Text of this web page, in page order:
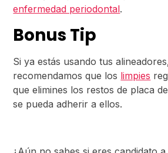
enfermedad periodontal.
Bonus Tip
Si ya estás usando tus
recomendamos que los limpies
que elimines los restos de placa
se pueda adherir a ellos.